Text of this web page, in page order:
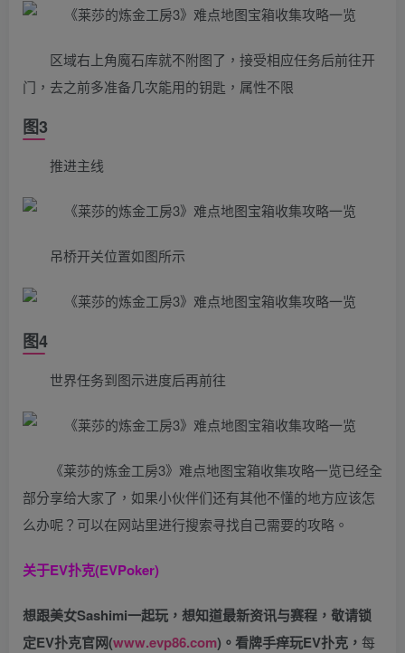
区域右上角魔石库就不附图了，接受相应任务后前往开
门，去之前多准备几次能用的钥匙，属性不限
图3
推进主线
吊桥开关位置如图所示
图4
世界任务到图示进度后再前往
《莱莎的炼金工房3》难点地图宝箱收集攻略一览已经全
部分享给大家了，如果小伙伴们还有其他不懂的地方应该怎
么办呢？可以在网站里进行搜索寻找自己需要的攻略。
关于EV扑克(EVPoker)
想跟美女Sashimi一起玩， 想知道最新资讯与赛程， 敬请锁
定EV扑克官网(www.evp86.com)。看牌手痒玩EV扑克， 每